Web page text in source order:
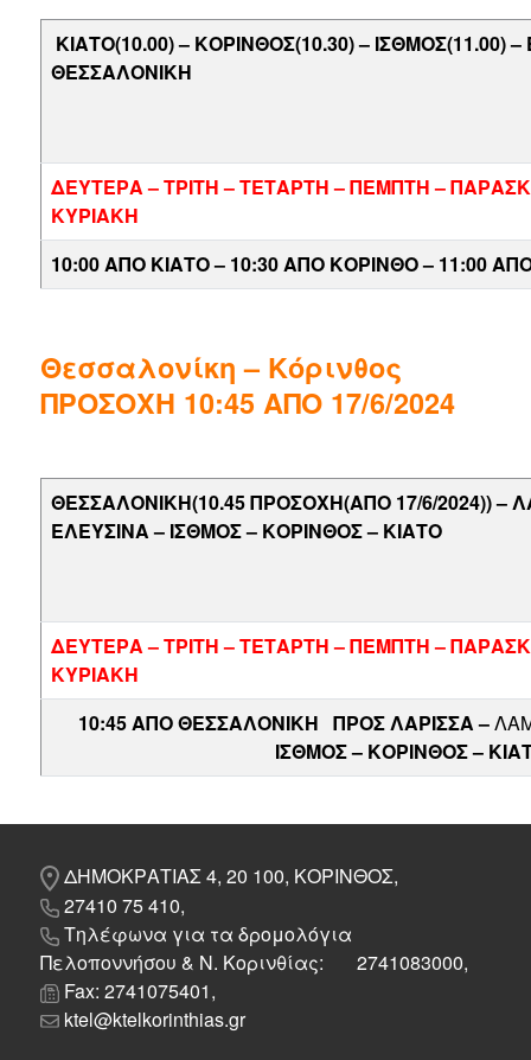
ΚΙΑΤΟ(10.00) – ΚΟΡΙΝΘΟΣ(10.30) – ΙΣΘΜΟΣ(11.00)
ΘΕΣΣΑΛΟΝΙΚΗ
ΔΕΥΤΕΡΑ – ΤΡΙΤΗ – ΤΕΤΑΡΤΗ – ΠΕΜΠΤΗ –
ΚΥΡΙΑΚΗ
10:00 ΑΠΟ ΚΙΑΤΟ – 10:30 ΑΠΟ ΚΟΡΙΝΘΟ – 11:00
Θεσσαλονίκη – Κόρινθος
ΠΡΟΣΟΧΗ 10:45 ΑΠΟ 17/6/2024
ΘΕΣΣΑΛΟΝΙΚΗ(10.45 ΠΡΟΣΟΧΗ(ΑΠΟ 17/6/2024)) –
ΕΛΕΥΣΙΝΑ – ΙΣΘΜΟΣ – ΚΟΡΙΝΘΟΣ – ΚΙΑΤΟ
ΔΕΥΤΕΡΑ – ΤΡΙΤΗ – ΤΕΤΑΡΤΗ – ΠΕΜΠΤΗ –
ΚΥΡΙΑΚΗ
10:45 ΑΠΟ ΘΕΣΣΑΛΟΝΙΚΗ ΠΡΟΣ ΛΑΡΙΣΣΑ –
ΙΣΘΜΟΣ – ΚΟΡΙΝΘΟΣ –
ΔΗΜΟΚΡΑΤΙΑΣ 4, 20 100, ΚΟΡΙΝΘΟΣ,
27410 75 410,
Τηλέφωνα για τα δρομολόγια
Πελοποννήσου & Ν. Κορινθίας: 2741083000,
Fax: 2741075401,
ktel@ktelkorinthias.gr